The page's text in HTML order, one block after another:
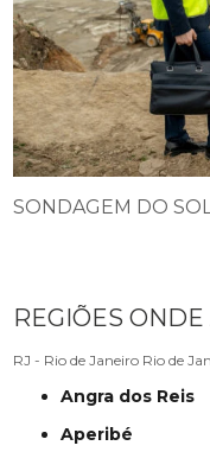
SONDAGEM DO
REGIÕES
RJ - Rio de Janeiro Rio de
Angra dos Reis
Aperibé